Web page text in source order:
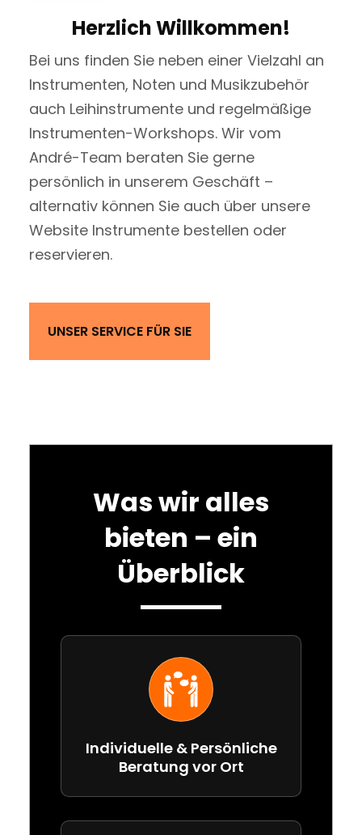
Herzlich Willkommen!
Bei uns finden Sie neben einer Vielzahl an
Instrumenten, Noten und Musikzubehör
auch Leihinstrumente und regelmäßige
Instrumenten-Workshops. Wir vom
André-Team beraten Sie gerne
persönlich in unserem Geschäft –
alternativ können Sie auch über unsere
Website Instrumente bestellen oder
reservieren.
UNSER SERVICE FÜR SIE
Was wir alles
bieten – ein
Überblick
Individuelle & Persönliche
Beratung vor Ort